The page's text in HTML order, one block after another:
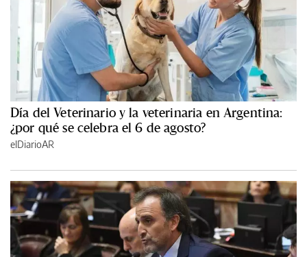
Día del Veterinario y la veterinaria en Argentina:
¿por qué se celebra el 6 de agosto?
elDiarioAR